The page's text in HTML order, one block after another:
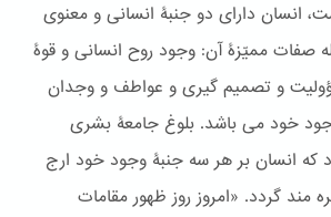
انسان دارای دو جنبۀ انسانی و معنوی
صفات ممیّزۀ آن: وجود روح انسانی و قوۀ
و تصمیم گیری و عواطف و وجدان
خود می باشد. بلوغ جامعۀ بشری
که انسان بر هر سه جنبۀ وجود خود ارج
مند گردد. «امروز روز ظهور مقامات